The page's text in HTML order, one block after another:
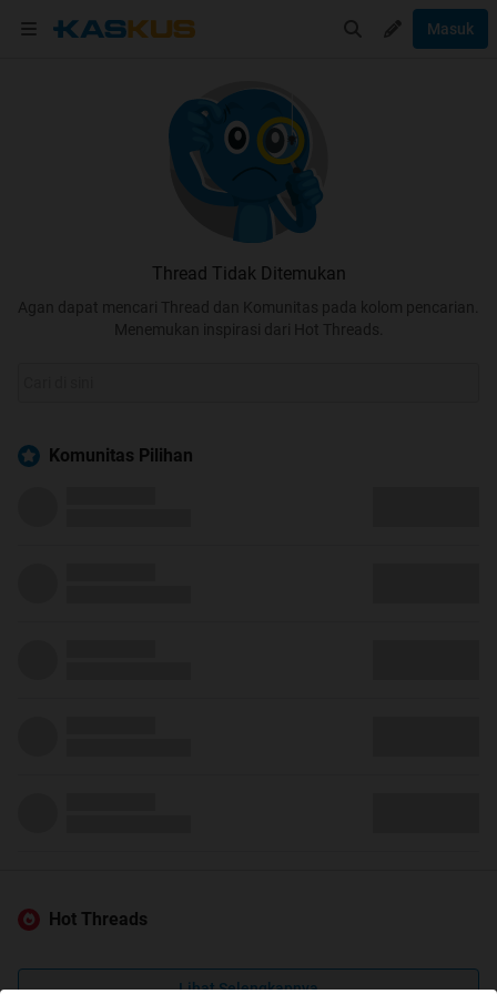
Masuk
Thread Tidak Ditemukan
Agan dapat mencari Thread dan Komunitas pada kolom pencarian.
Menemukan inspirasi dari Hot Threads.
Komunitas Pilihan
Hot Threads
Lihat Selengkapnya